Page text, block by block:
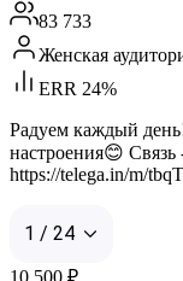
83 733
Женская
ERR 24%
Радуем каждый
настроения😊
https://telega.in/m/
1 / 24
10 500 ₽